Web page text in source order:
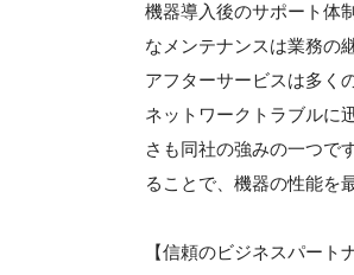
機器導入後のサポート体
なメンテナンスは業務の
アフターサービスは多く
ネットワークトラブルに
さも同社の強みの一つで
ることで、機器の性能を
【信頼のビジネスパート